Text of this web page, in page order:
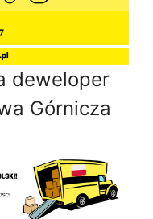
deweloper
Górnicza